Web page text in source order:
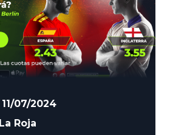
11/07/2024
La Roja